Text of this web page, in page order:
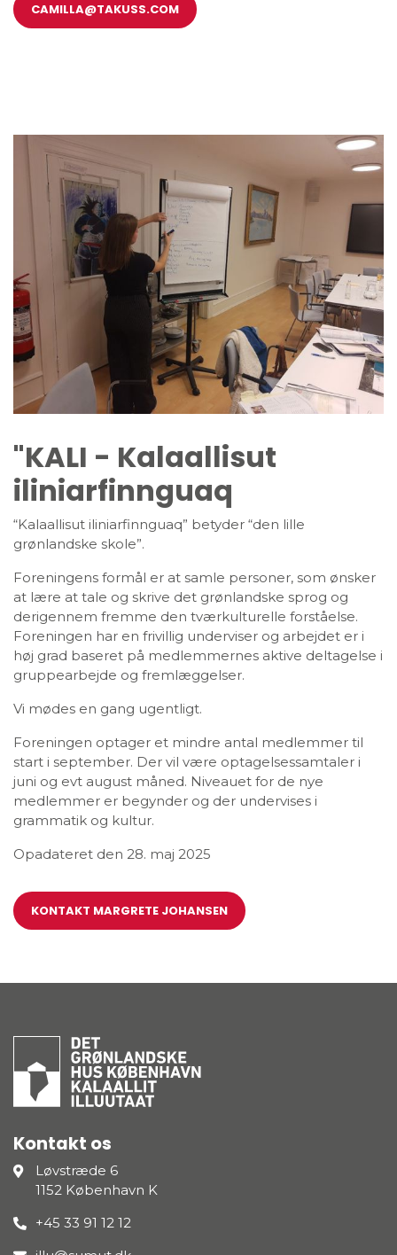
CAMILLA@TAKUSS.COM
"KALI - Kalaallisut
iliniarfinnguaq
“Kalaallisut iliniarfinnguaq” betyder “den lille
grønlandske skole”.
Foreningens formål er at samle personer, som ønsker
at lære at tale og skrive det grønlandske sprog og
derigennem fremme den tværkulturelle forståelse.
Foreningen har en frivillig underviser og arbejdet er i
høj grad baseret på medlemmernes aktive deltagelse i
gruppearbejde og fremlæggelser.
Vi mødes en gang ugentligt.
Foreningen optager et mindre antal medlemmer til
start i september. Der vil være optagelsessamtaler i
juni og evt august måned. Niveauet for de nye
medlemmer er begynder og der undervises i
grammatik og kultur.
Opadateret den 28. maj 2025
KONTAKT MARGRETE JOHANSEN
Kontakt os
Løvstræde 6
1152 København K
+45 33 91 12 12